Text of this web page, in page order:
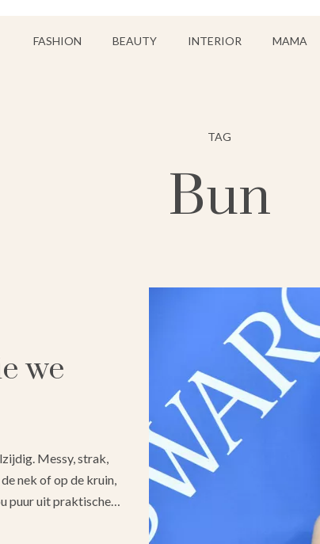
FASHION BEAUTY INTERIOR MAMA
TAG
Bun
we
Messy, strak,
nek of op de kruin,
puur uit praktische…